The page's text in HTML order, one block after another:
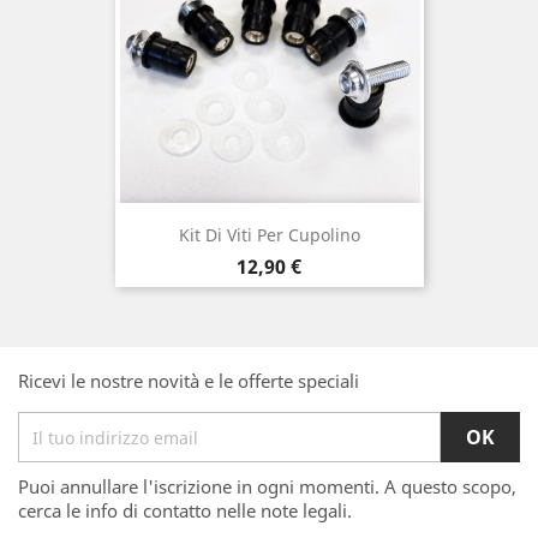
Kit Di Viti Per Cupolino
Prezzo
12,90 €
Ricevi le nostre novità e le offerte speciali
Puoi annullare l'iscrizione in ogni momenti. A questo scopo,
cerca le info di contatto nelle note legali.